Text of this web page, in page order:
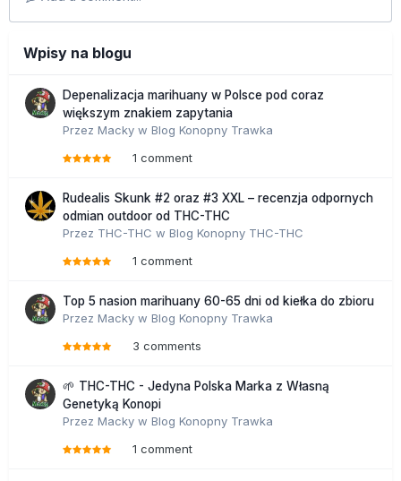
Wpisy na blogu
Depenalizacja marihuany w Polsce pod coraz
większym znakiem zapytania
Przez Macky w Blog Konopny Trawka
1 comment
Rudealis Skunk #2 oraz #3 XXL – recenzja odpornych
odmian outdoor od THC-THC
Przez THC-THC w Blog Konopny THC-THC
1 comment
Top 5 nasion marihuany 60-65 dni od kiełka do zbioru
Przez Macky w Blog Konopny Trawka
3 comments
🌱 THC-THC - Jedyna Polska Marka z Własną
Genetyką Konopi
Przez Macky w Blog Konopny Trawka
1 comment